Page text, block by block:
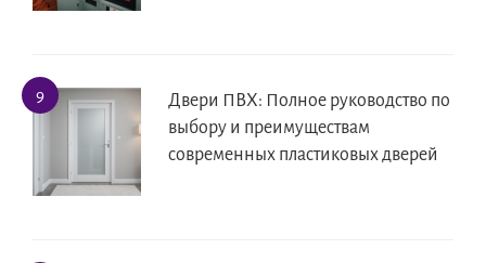
Двери ПВХ: Полное руководство по
выбору и преимуществам
современных пластиковых дверей